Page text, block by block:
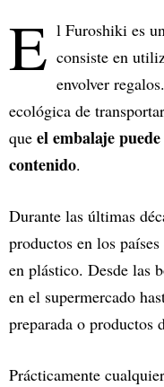
E l Furoshiki es
consiste en
envolver
ecológica de
que el embalaje
contenido.
Durante las últimas
productos en los
en plástico. Desde las
en el supermercado
preparada o productos
Prácticamente